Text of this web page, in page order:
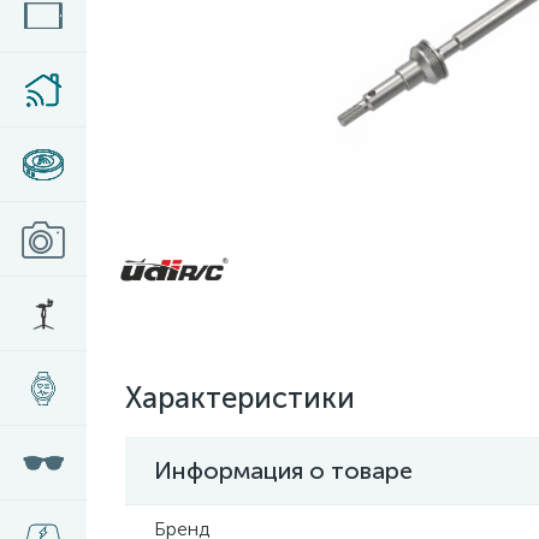
Характеристики
Информация о товаре
Бренд